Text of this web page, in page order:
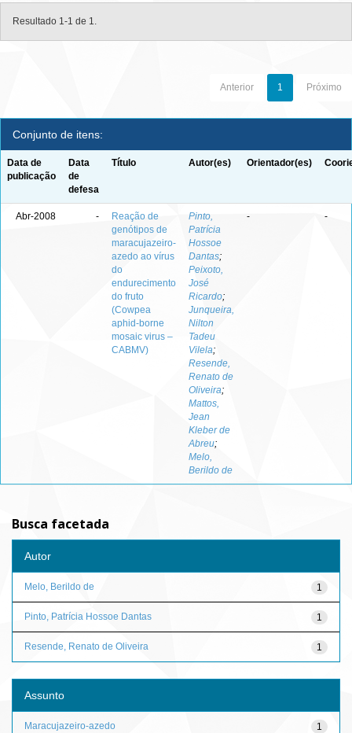
Resultado 1-1 de 1.
Anterior 1 Próximo
Conjunto de itens:
Data de
publicação
Data
de
defesa
Título Autor(es) Orientador(es)
Abr-2008 -
Reação de
genótipos de
maracujazeiro-
azedo ao vírus
do
endurecimento
do fruto
(Cowpea
aphid-borne
mosaic virus –
CABMV)
Pinto,
Patrícia
Hossoe
Dantas;
Peixoto,
José
Ricardo;
Junqueira,
Nilton
Tadeu
Vilela;
Resende,
Renato de
Oliveira;
Mattos,
Jean
Kleber de
Abreu;
Melo,
Berildo de
- -
Busca facetada
Autor
1
Melo, Berildo de
1
Pinto, Patrícia Hossoe Dantas
1
Resende, Renato de Oliveira
Assunto
1
Maracujazeiro-azedo